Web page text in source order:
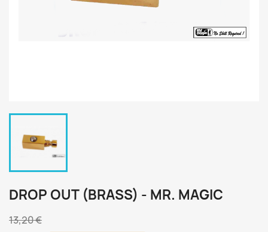
DROP OUT (BRASS) - MR. MAGIC
13,20 €